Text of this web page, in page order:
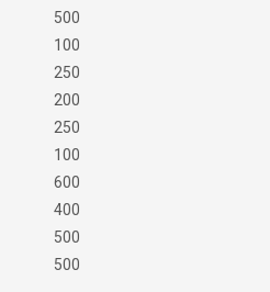
500
100
250
200
250
100
600
400
500
500